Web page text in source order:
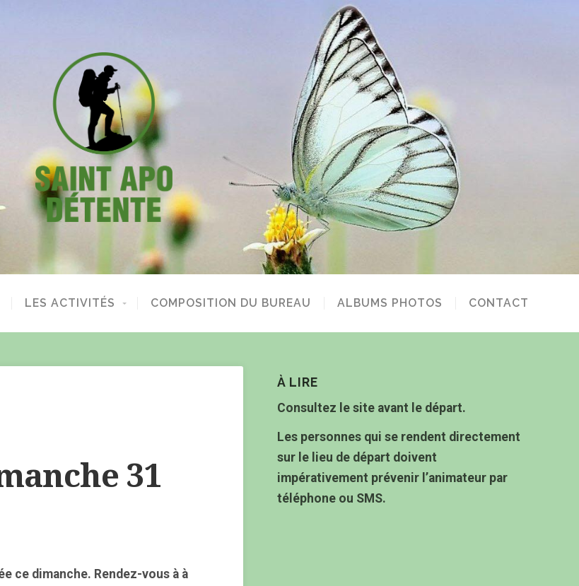
LES ACTIVITÉS COMPOSITION DU BUREAU ALBUMS PHOTOS CONTACT
31
ce dimanche. Rendez-vous à à
À LIRE
Consultez le site avant le départ.
Les personnes qui se rendent directement
sur le lieu de départ doivent
impérativement prévenir l’animateur par
téléphone ou SMS.